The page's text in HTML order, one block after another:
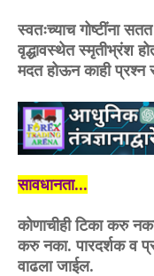
स्वतःच्याच गोष्टींना
वृद्धावस्थेत स्मृतीभ्रंश
मदत होऊन काही प्रश्न
सावधानता...
कोणाचीही टिका करु
करु नका. पारदर्शक व
वाढला जाईल.